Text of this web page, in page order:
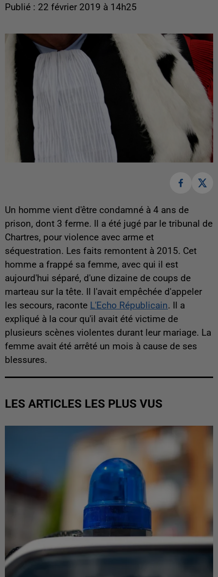
Publié : 22 février 2019 à 14h25
Un homme vient d'être condamné à 4 ans de
prison, dont 3 ferme. Il a été jugé par le tribunal de
Chartres, pour violence avec arme et
séquestration. Les faits remontent à 2015. Cet
homme a frappé sa femme, avec qui il est
aujourd'hui séparé, d'une dizaine de coups de
marteau sur la tête. Il l'avait empêchée d'appeler
les secours, raconte L'Echo Républicain. Il a
expliqué à la cour qu'il avait été victime de
plusieurs scènes violentes durant leur mariage. La
femme avait été arrêté un mois à cause de ses
blessures.
LES ARTICLES LES PLUS VUS